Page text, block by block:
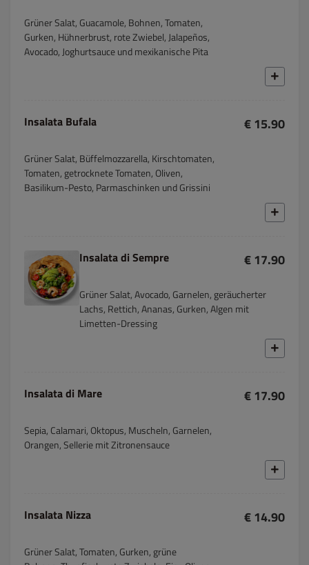
Grüner Salat, Guacamole, Bohnen, Tomaten,
Gurken, Hühnerbrust, rote Zwiebel, Jalapeños,
Avocado, Joghurtsauce und mexikanische Pita
Insalata Bufala € 15.90
Grüner Salat, Büffelmozzarella, Kirschtomaten,
Tomaten, getrocknete Tomaten, Oliven,
Basilikum-Pesto, Parmaschinken und Grissini
Insalata di Sempre € 17.90
Grüner Salat, Avocado, Garnelen, geräucherter
Lachs, Rettich, Ananas, Gurken, Algen mit
Limetten-Dressing
Insalata di Mare € 17.90
Sepia, Calamari, Oktopus, Muscheln, Garnelen,
Orangen, Sellerie mit Zitronensauce
Insalata Nizza € 14.90
Grüner Salat, Tomaten, Gurken, grüne